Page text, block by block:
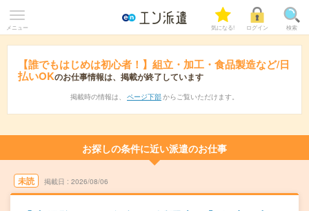
メニュー 気になる! ログイン 検索
【誰でもはじめは初心者！】組立・加工・食品製造など/日
払いOKのお仕事情報は、掲載が終了しています
掲載時の情報は、 ページ下部 からご覧いただけます。
お探しの条件に近い派遣のお仕事
未読 掲載日 2026/08/06